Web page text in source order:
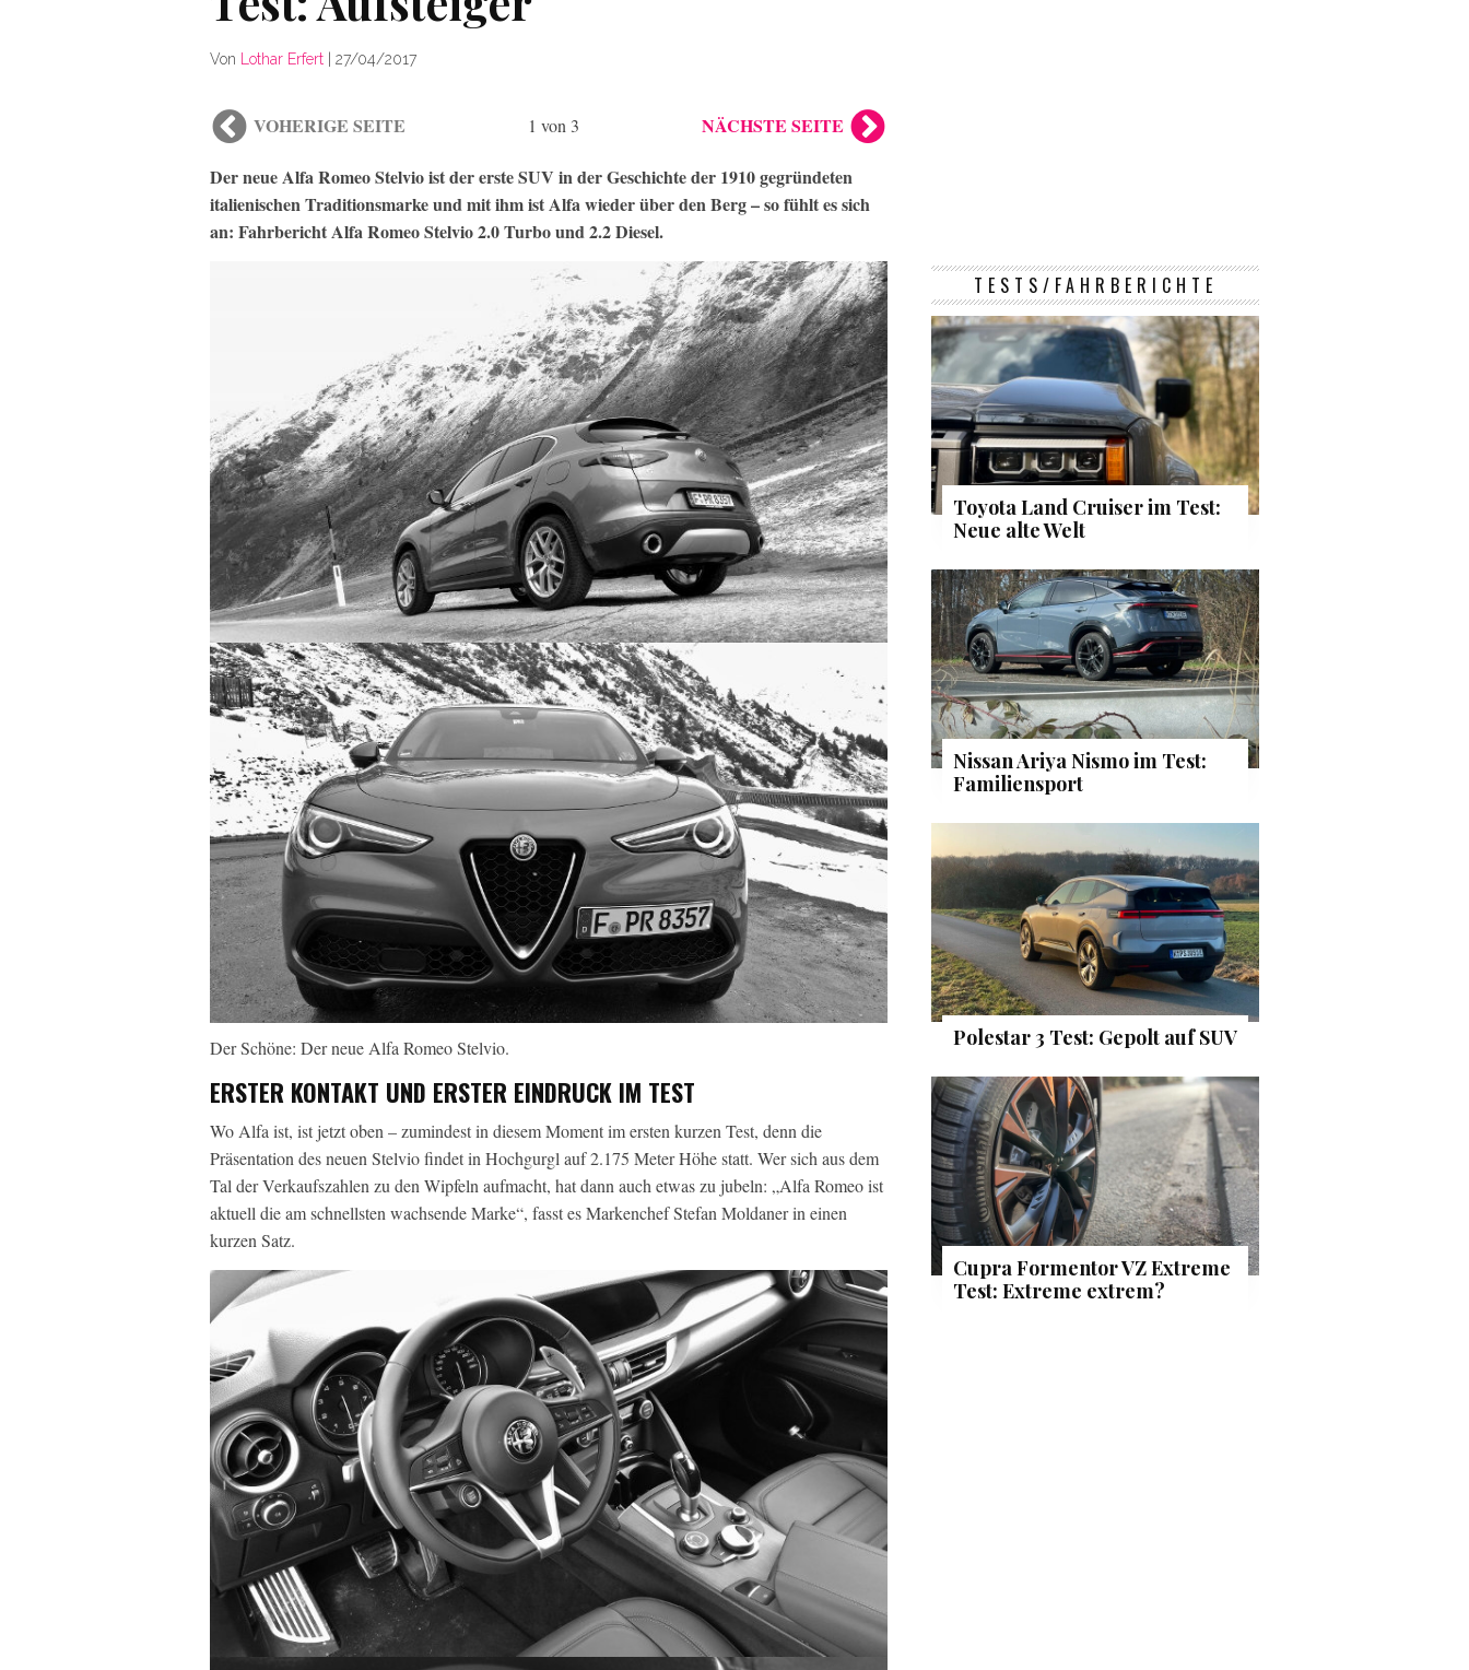
Von Lothar Erfert 27/04/2017
VOHERIGE SEITE 1 von 3 NÄCHSTE SEITE
Der neue Alfa Romeo Stelvio ist der erste SUV in der Geschichte der 1910 gegründeten
italienischen Traditionsmarke und mit ihm ist Alfa wieder über den Berg – so fühlt es sich
an: Fahrbericht Alfa Romeo Stelvio 2.0 Turbo und 2.2 Diesel.
Der Schöne: Der neue Alfa Romeo Stelvio.
ERSTER KONTAKT UND ERSTER EINDRUCK IM TEST
Wo Alfa ist, ist jetzt oben – zumindest in diesem Moment im ersten kurzen Test, denn die
Präsentation des neuen Stelvio findet in Hochgurgl auf 2.175 Meter Höhe statt. Wer sich aus dem
Tal der Verkaufszahlen zu den Wipfeln aufmacht, hat dann auch etwas zu jubeln: „Alfa Romeo ist
aktuell die am schnellsten wachsende Marke“, fasst es Markenchef Stefan Moldaner in einen
kurzen Satz.
TESTS/FAHRBERICHTE
Toyota Land Cruiser im Test:
Neue alte Welt
Nissan Ariya Nismo im Test:
Familiensport
Polestar 3 Test: Gepolt auf SUV
Cupra Formentor VZ Extreme
Test: Extreme extrem?